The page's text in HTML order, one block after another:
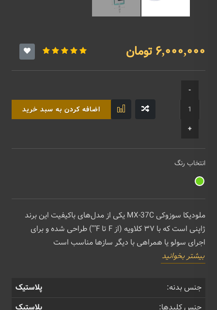
6,000,000 تومان
اضافه کردن به سبد خرید
انتخاب رنگ
ملودیکا سوزوکی MX-37C یکی از مدل‌های باکیفیت این برند
ژاپنی است که با ۳۷ کلاویه (از F تا F’’’) طراحی شده و برای
اجرای سولو یا همراهی با دیگر سازها مناسب است
بیشتر بخوانید
جنس بدنه:
پلاستیک
جنس کلیدها:
پلاستیک